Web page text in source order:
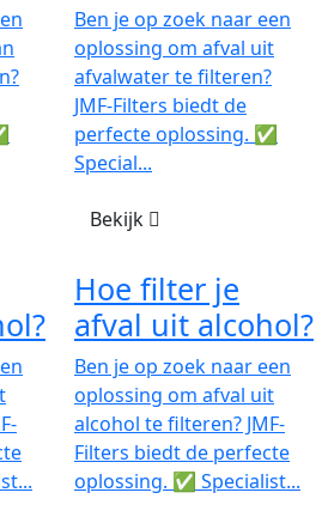
Ben je op zoek naar een
oplossing om afval uit
afvalwater te filteren?
JMF-Filters biedt de
perfecte oplossing. ✅
Special...
Bekijk
Hoe filter je
afval uit alcohol?
Ben je op zoek naar een
oplossing om afval uit
alcohol te filteren? JMF-
Filters biedt de perfecte
oplossing. ✅ Specialist...